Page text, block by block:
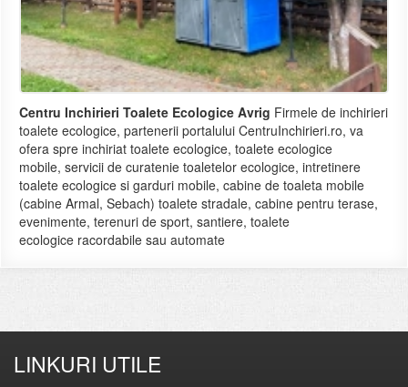
Centru Inchirieri Toalete Ecologice Avrig Firmele de inchirieri
toalete ecologice, partenerii portalului CentruInchirieri.ro, va
ofera spre inchiriat toalete ecologice, toalete ecologice
mobile, servicii de curatenie toaletelor ecologice, intretinere
toalete ecologice si garduri mobile, cabine de toaleta mobile
(cabine Armal, Sebach) toalete stradale, cabine pentru terase,
evenimente, terenuri de sport, santiere, toalete
ecologice racordabile sau automate
LINKURI UTILE